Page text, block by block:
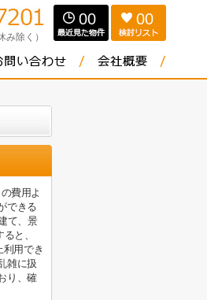
除く）
00 00
費用よ
できる
て、景
と、
用でき
雑に扱
り、確